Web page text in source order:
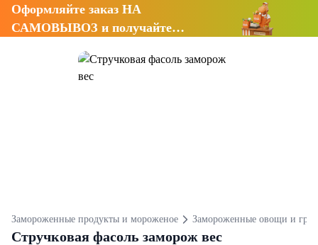
Оформляйте заказ НА
САМОВЫВОЗ и получайте
Замороженные продукты и мороженое Замороженные овощи и
Стручковая фасоль заморож вес